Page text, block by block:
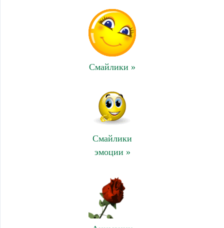
Смайлики »
Смайлики
эмоции »